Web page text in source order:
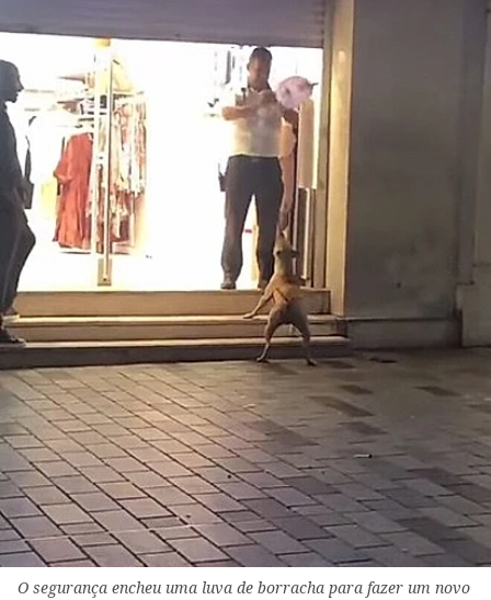
O segurança encheu uma luva de borracha para fazer um novo